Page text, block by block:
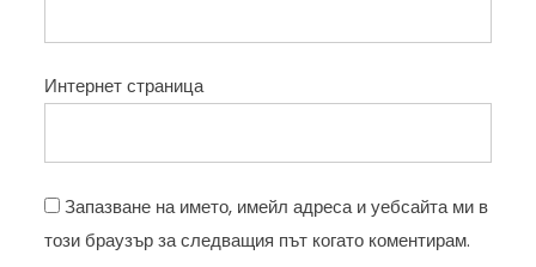
Интернет страница
Запазване на името, имейл адреса и уебсайта ми в
този браузър за следващия път когато коментирам.